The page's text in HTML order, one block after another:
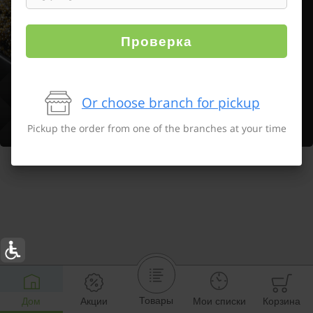
Дом Акции Товары Мои списки Корзина
Проверка
Or choose branch for pickup
Pickup the order from one of the branches at your time